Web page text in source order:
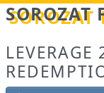
Betöltés...
SOROZAT
LEVERAGE